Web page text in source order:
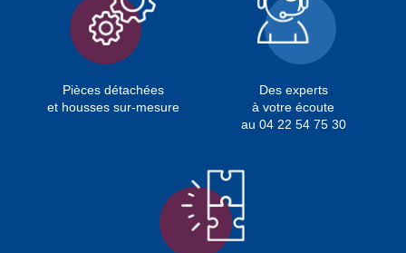
Pièces détachées
et housses sur-mesure
Des experts
à votre écoute
au 04 22 54 75 30